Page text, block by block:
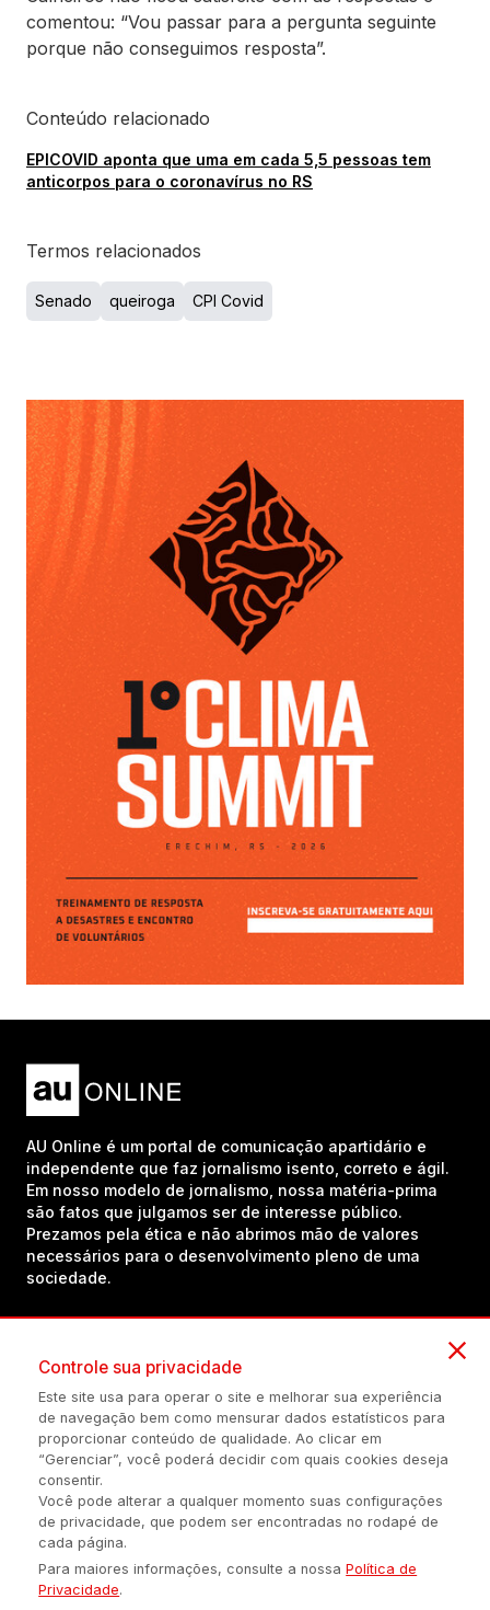
comentou: “Vou passar para a pergunta seguinte
porque não conseguimos resposta”.
Conteúdo relacionado
EPICOVID aponta que uma em cada 5,5 pessoas tem
anticorpos para o coronavírus no RS
Termos relacionados
Senado queiroga CPI Covid
AU Online é um portal de comunicação apartidário e
independente que faz jornalismo isento, correto e ágil.
Em nosso modelo de jornalismo, nossa matéria-prima
são fatos que julgamos ser de interesse público.
Prezamos pela ética e não abrimos mão de valores
necessários para o desenvolvimento pleno de uma
sociedade.
(54) 98434-8385
Política de privacidade Configuração de Cookies Quem Somos
É proibida a reprodução do conteúdo desta página em qualquer
meio de comunicação, eletrônico ou impreso, sem autorização
Controle sua privacidade
Este site usa para operar o site e melhorar sua experiência
de navegação bem como mensurar dados estatísticos para
proporcionar conteúdo de qualidade. Ao clicar em
“Gerenciar”, você poderá decidir com quais cookies deseja
consentir.
Você pode alterar a qualquer momento suas configurações
de privacidade, que podem ser encontradas no rodapé de
cada página.
Para maiores informações, consulte a nossaPolítica de
Privacidade.